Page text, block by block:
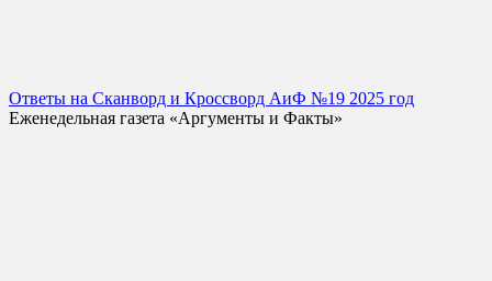
Ответы на Сканворд и Кроссворд АиФ №19 2025 год
Еженедельная газета «Аргументы и Факты»